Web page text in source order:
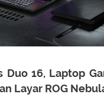
Duo 16, Laptop
Layar ROG